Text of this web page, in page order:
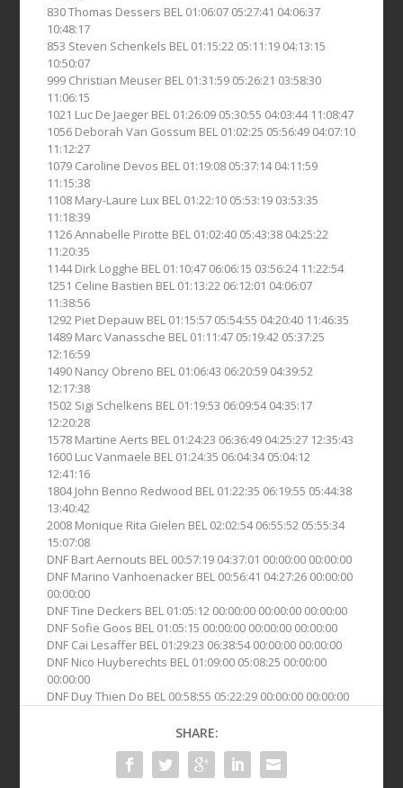
830 Thomas Dessers BEL 01:06:07 05:27:41 04:06:37
10:48:17
853 Steven Schenkels BEL 01:15:22 05:11:19 04:13:15
10:50:07
999 Christian Meuser BEL 01:31:59 05:26:21 03:58:30
11:06:15
1021 Luc De Jaeger BEL 01:26:09 05:30:55 04:03:44 11:08:47
1056 Deborah Van Gossum BEL 01:02:25 05:56:49 04:07:10
11:12:27
1079 Caroline Devos BEL 01:19:08 05:37:14 04:11:59
11:15:38
1108 Mary-Laure Lux BEL 01:22:10 05:53:19 03:53:35
11:18:39
1126 Annabelle Pirotte BEL 01:02:40 05:43:38 04:25:22
11:20:35
1144 Dirk Logghe BEL 01:10:47 06:06:15 03:56:24 11:22:54
1251 Celine Bastien BEL 01:13:22 06:12:01 04:06:07
11:38:56
1292 Piet Depauw BEL 01:15:57 05:54:55 04:20:40 11:46:35
1489 Marc Vanassche BEL 01:11:47 05:19:42 05:37:25
12:16:59
1490 Nancy Obreno BEL 01:06:43 06:20:59 04:39:52
12:17:38
1502 Sigi Schelkens BEL 01:19:53 06:09:54 04:35:17
12:20:28
1578 Martine Aerts BEL 01:24:23 06:36:49 04:25:27 12:35:43
1600 Luc Vanmaele BEL 01:24:35 06:04:34 05:04:12
12:41:16
1804 John Benno Redwood BEL 01:22:35 06:19:55 05:44:38
13:40:42
2008 Monique Rita Gielen BEL 02:02:54 06:55:52 05:55:34
15:07:08
DNF Bart Aernouts BEL 00:57:19 04:37:01 00:00:00 00:00:00
DNF Marino Vanhoenacker BEL 00:56:41 04:27:26 00:00:00
00:00:00
DNF Tine Deckers BEL 01:05:12 00:00:00 00:00:00 00:00:00
DNF Sofie Goos BEL 01:05:15 00:00:00 00:00:00 00:00:00
DNF Cai Lesaffer BEL 01:29:23 06:38:54 00:00:00 00:00:00
DNF Nico Huyberechts BEL 01:09:00 05:08:25 00:00:00
00:00:00
DNF Duy Thien Do BEL 00:58:55 05:22:29 00:00:00 00:00:00
SHARE: